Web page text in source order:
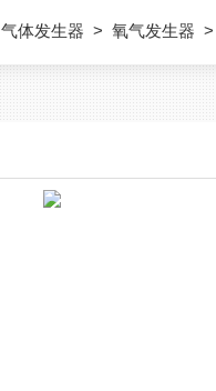
气体发生器 > 氧气发生器